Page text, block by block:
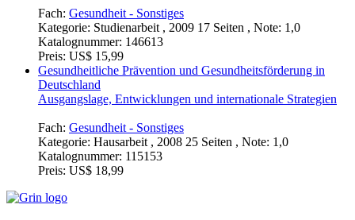
Fach: Gesundheit - Sonstiges
Kategorie: Studienarbeit , 2009 17 Seiten , Note: 1,0
Katalognummer: 146613
Preis: US$ 15,99
Gesundheitliche Prävention und Gesundheitsförderung in
Deutschland
Ausgangslage, Entwicklungen und internationale Strategien
Fach: Gesundheit - Sonstiges
Kategorie: Hausarbeit , 2008 25 Seiten , Note: 1,0
Katalognummer: 115153
Preis: US$ 18,99